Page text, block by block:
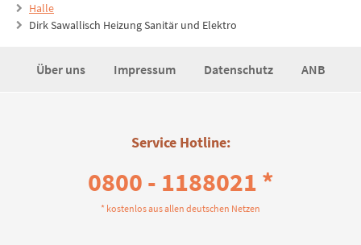
Halle
Dirk Sawallisch Heizung Sanitär und Elektro
Über uns Impressum Datenschutz ANB
Service Hotline:
0800 - 1188021 *
* kostenlos aus allen deutschen Netzen